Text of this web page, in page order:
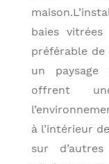
baies
préférable
un
offrent
à l’intérieur
sur